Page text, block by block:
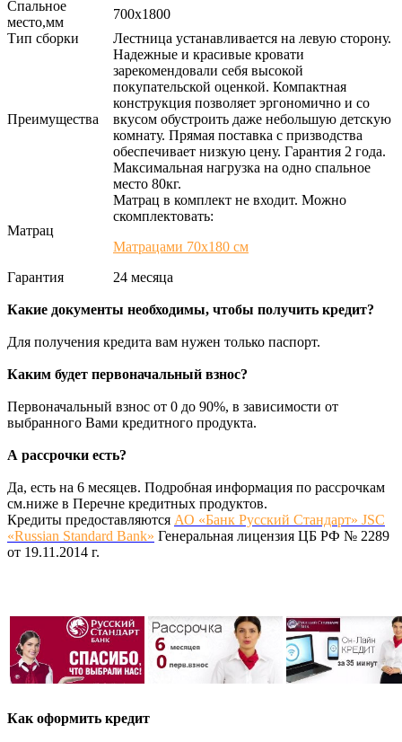
Спальное
место,мм
700х1800
Тип сборки
Лестница устанавливается на левую сторону.
Преимущества
Надежные и красивые кровати
зарекомендовали себя высокой
покупательской оценкой. Компактная
конструкция позволяет эргономично и со
вкусом обустроить даже небольшую детскую
комнату. Прямая поставка с призводства
обеспечивает низкую цену. Гарантия 2 года.
Максимальная нагрузка на одно спальное
место 80кг.
Матрац
Матрац в комплект не входит. Можно
скомплектовать:
Матрацами 70х180 см
Гарантия
24 месяца
Какие документы необходимы, чтобы получить кредит?
Для получения кредита вам нужен только паспорт.
Каким будет первоначальный взнос?
Первоначальный взнос от 0 до 90%, в зависимости от
выбранного Вами кредитного продукта.
А рассрочки есть?
Да, есть на 6 месяцев. Подробная информация по рассрочкам
см.ниже в Перечне кредитных продуктов.
Кредиты предоставляются АО «Банк Русский Стандарт» JSC
«Russian Standard Bank» Генеральная лицензия ЦБ РФ № 2289
от 19.11.2014 г.
Как оформить кредит